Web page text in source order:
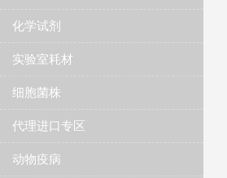
化学试剂
实验室耗材
细胞菌株
代理进口专区
动物疫病